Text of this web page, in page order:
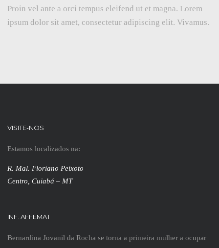
Proin vel ante a orci tempus eleifend ut et magna. Lorem
ipsum dolor sit amet, consectetur adipiscing elit. Vivamus.
VISITE-NOS
Estamos localizados na:
R. Mal. Floriano Peixoto
Centro, Cuiabá – MT
INF. AFFEMAT
Bernardina Jovanil da Rocha se torna a primeira mulher a ocupar